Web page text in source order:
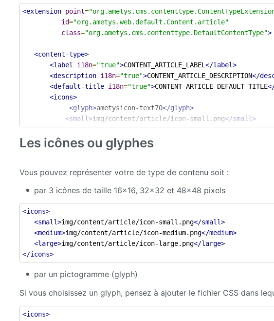
<extension point=
id="org.ametys.web.default.Content.article"
class="org.ametys.cms.contenttype.DefaultContentType">
<content-type>
<label
i18n="true">CONTENT_ARTICLE_LABEL </label>
<description i18n="true">CONTENT_ARTICLE_DESCRIPTION</
<default-title i18n="true">CONTENT_ARTICLE_DEFAULT_TITLE
<icons>
<glyph>ametysicon-text70</glyph>
<small>img/content/article/icon-small.png</small>
<medium>img/content/article/icon-medium.png</medium>
<large>img/content/article/icon-large.png
</icons>
<right>Web_Right_Article_Create</right>
<!-- Déclaration des attributs ici -->
<!-- Déclaration des propriétés ici -->
<!-- Déclaration des validateurs globaux ici -->
<!-- Déclaration des vues ici -->
</content-type>
</extension>
Les icônes ou glyphes
Vous pouvez représenter votre de type de contenu soit :
par 3 icônes de taille 16x16, 32x32 et 48x48 pixels
<icons>
<small>img/content/article/icon-small.png</small>
<medium>img/content/article/icon-medium.png</medium>
<large>img/content/article/icon-large.png</large>
</icons>
par un pictogramme (glyph)
Si vous choisissez un glyph, pensez à ajouter le fichier CSS dans
<icons>